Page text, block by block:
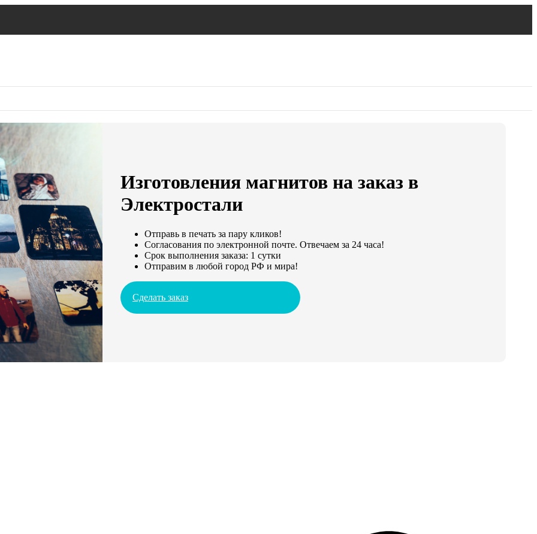
Изготовления магнитов на заказ в
Электростали
Отправь в печать за пару кликов!
Согласования по электронной почте. Отвечаем за 24 часа!
Срок выполнения заказа: 1 сутки
Отправим в любой город РФ и мира!
Сделать заказ